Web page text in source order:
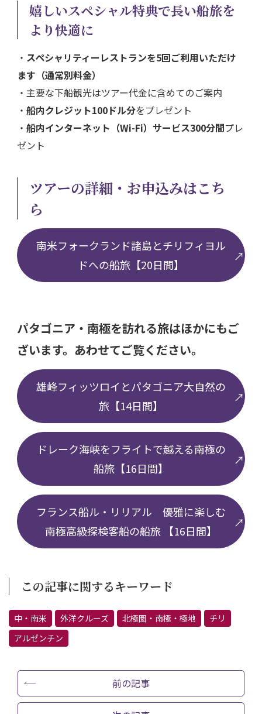
嬉しいスペシャル特典で長い船旅を
より快適に
・ スペシャリティーレストランを5回ご利用いただけ
ます（通常別料金）
・主要な下船観光はツアー代金に含めてのご案内
・ 船内クレジット100ドル分をプレゼント
・ 船内インターネット（Wi-Fi）サービス300分間プレ
ゼント
ツアーの詳細・お申込みはこち
ら
南米フォークランド諸島とチリフィヨル
ドへの船旅【20日間】
パタゴニア・南極を訪れる旅はほかにもご
ざいます。あわせてご覧ください。
雄峰フィッツロイとパタゴニア大自然の
旅【14日間】
ドレーク海峡をフライトで越える南極の
船旅【16日間】
フランス船ル・リリアル 優雅に楽しむ
南極高級探検客船の船旅 【16日間】
この記事に関するキーワード
中・南米 外洋クルーズ 北極圏・南極・極地
チリ
アルゼンチン
前の記事